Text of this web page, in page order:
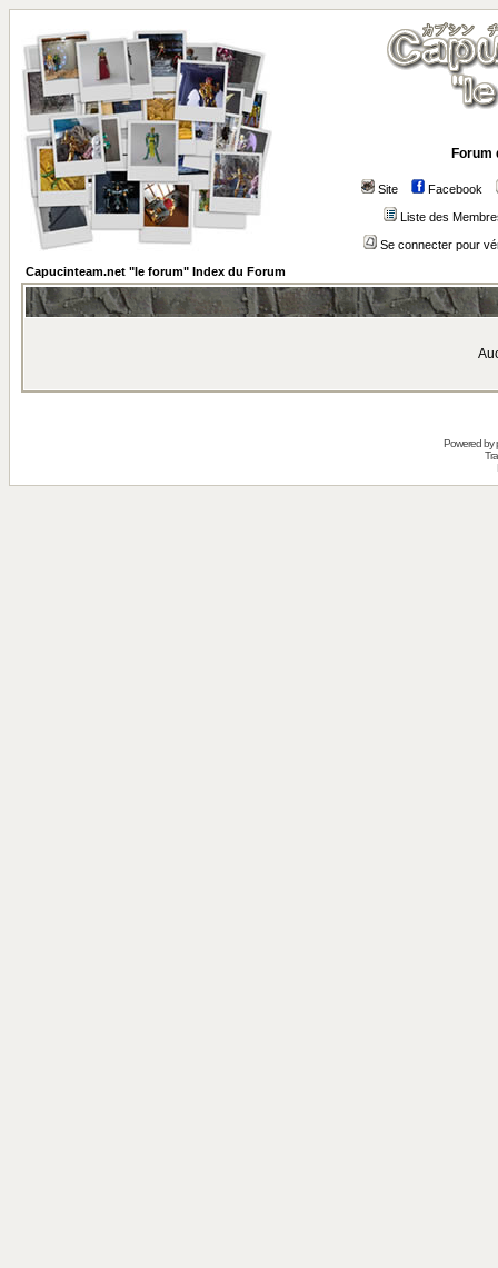
Forum
Site Facebook
Liste des
Se connecter pour
Capucinteam.net "le forum" Index du Forum
Powered by